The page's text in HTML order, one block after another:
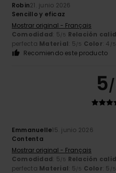
Robin21. junio 2026
Sencillo y eficaz
Mostrar original - Français
Comodidad: 5/5 Relación
perfecta Material: 5/5 Color: 4 /5
Recomiendo este producto
5
Emmanuelle15. junio 2026
Contenta
Mostrar original - Français
Comodidad: 5/5 Relación
perfecta Material: 5/5 Color: 5 /5